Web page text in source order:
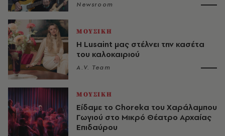
Newsroom
ΜΟΥΣΙΚΗ
Η Lusaint μας στέλνει την κασέτα
του καλοκαιριού
A.V. Team
ΜΟΥΣΙΚΗ
Είδαμε το Choreka του Χαράλαμπου
Γωγιού στο Μικρό Θέατρο Αρχαίας
Επιδαύρου